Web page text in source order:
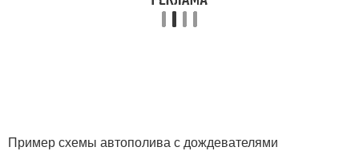
Пример схемы автополива с дождевателями